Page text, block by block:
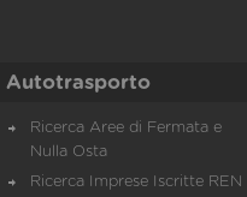
Autotrasporto
Ricerca Aree di Fermata e
Nulla Osta
Ricerca Imprese Iscritte REN